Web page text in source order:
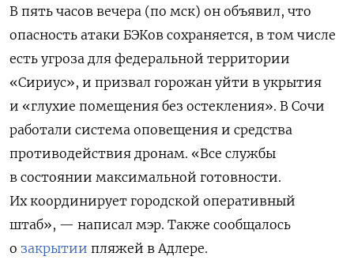
В пять часов вечера (по мск) он объявил, что
опасность атаки БЭКов сохраняется, в том числе
есть угроза для федеральной территории
«Сириус», и призвал горожан уйти в укрытия
и «глухие помещения без остекления». В Сочи
работали система оповещения и средства
противодействия дронам. «Все службы
в состоянии максимальной готовности.
Их координирует городской оперативный
штаб», — написал мэр. Также сообщалось
о закрытии пляжей в Адлере.